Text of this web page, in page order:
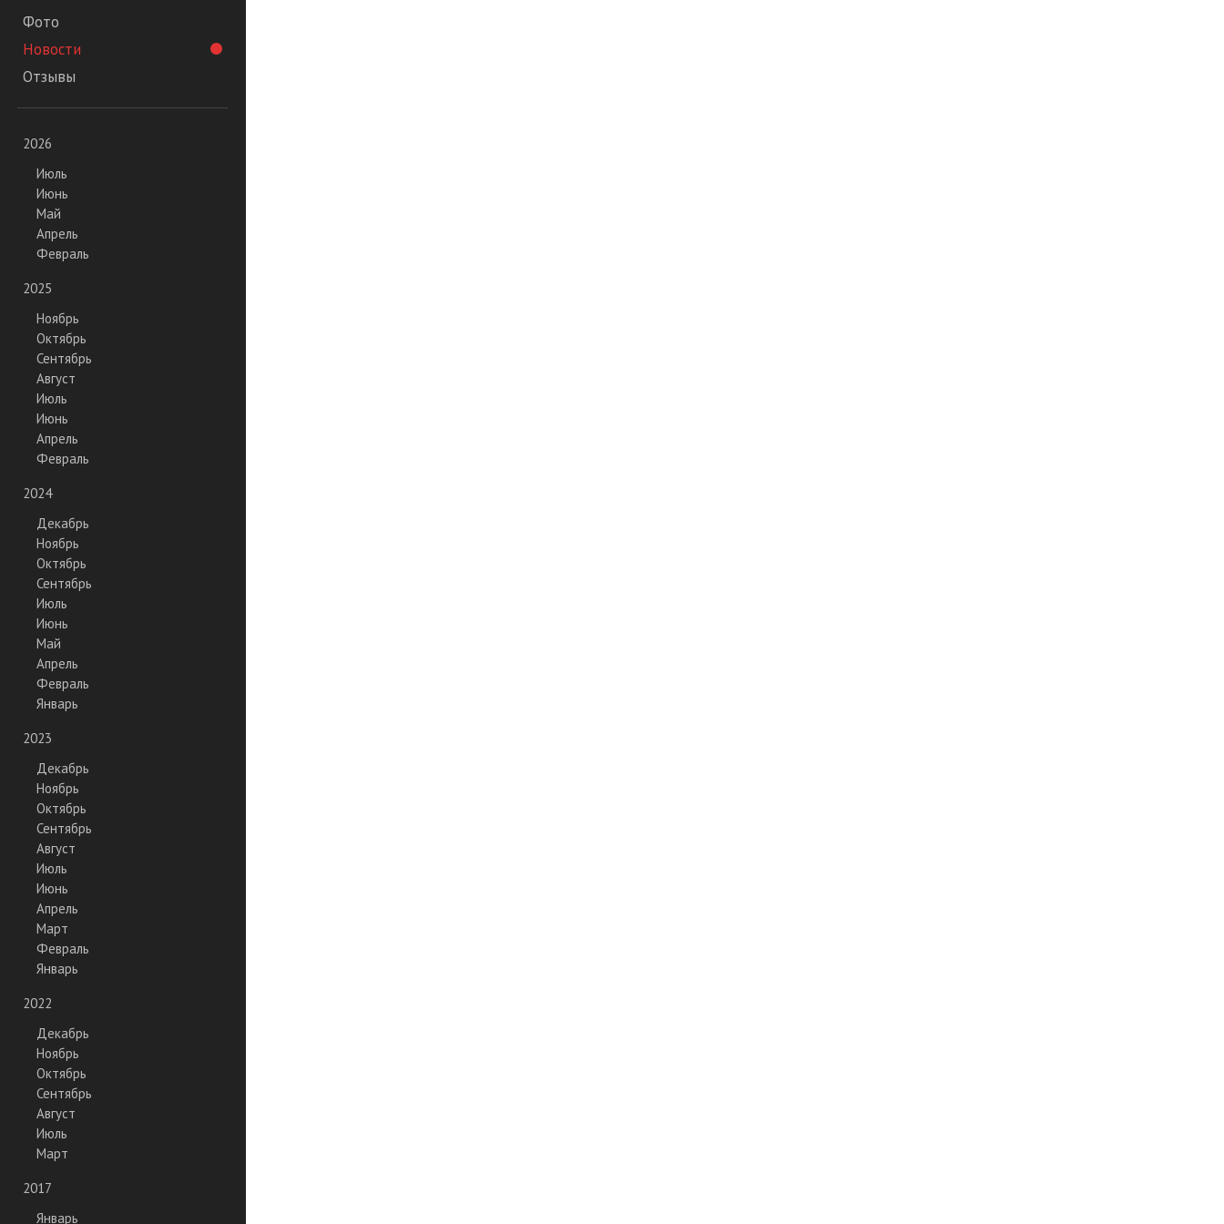
Фото
Новости
Отзывы
2026
Июль
Июнь
Май
Апрель
Февраль
2025
Ноябрь
Октябрь
Сентябрь
Август
Июль
Июнь
Апрель
Февраль
2024
Декабрь
Ноябрь
Октябрь
Сентябрь
Июль
Июнь
Май
Апрель
Февраль
Январь
2023
Декабрь
Ноябрь
Октябрь
Сентябрь
Август
Июль
Июнь
Апрель
Март
Февраль
Январь
2022
Декабрь
Ноябрь
Октябрь
Сентябрь
Август
Июль
Март
2017
Январь